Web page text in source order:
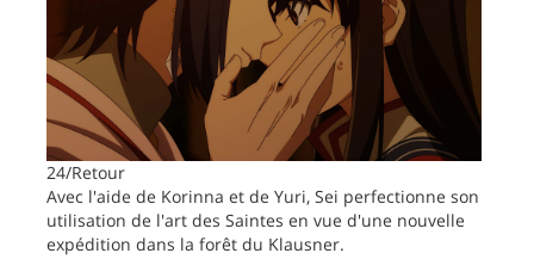
24/Retour
Avec l'aide de Korinna et de Yuri, Sei perfectionne son
utilisation de l'art des Saintes en vue d'une nouvelle
expédition dans la forêt du Klausner.